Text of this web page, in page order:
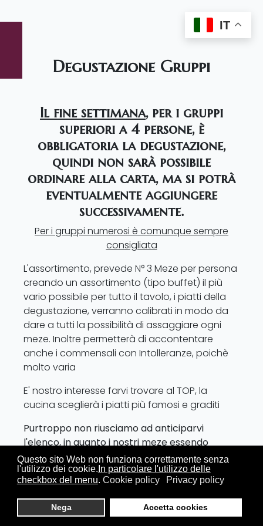
Questo sito Web non funziona correttamente senza
l'utilizzo dei cookie. In particolare l'utilizzo delle
checkbox del menu. Cookie policy Privacy policy
Nega Accetta cookies
Degustazione Gruppi
Il fine settimana, per i gruppi
superiori a 4 persone, è
obbligatoria la degustazione,
quindi non sarà possibile
ordinare alla carta, ma si potrà
eventualmente aggiungere
successivamente.
Per i gruppi numerosi è comunque sempre
consigliata
L'assortimento, prevede N° 3 Meze per persona
creando un assortimento (tipo buffet) il più
vario possibile per tutto il tavolo, i piatti della
degustazione, verranno calibrati in modo da
dare a tutti la possibilità di assaggiare ogni
meze. Inoltre permetterà di accontentare
anche i commensali con Intolleranze, poichè
molto varia
E' nostro interesse farvi trovare al TOP, la
cucina sceglierà i piatti più famosi e graditi
Purtroppo non riusciamo ad anticiparvi
l'elenco, in quanto i nostri meze essendo
freschi ed espressi, sono soggetti a
disponibilità giornaliera
esigenze diverse, quali
intolleranze o scelte
IT